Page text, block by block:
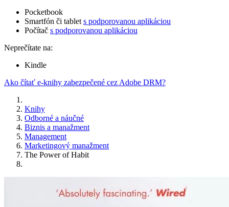
Pocketbook
Smartfón či tablet s podporovanou aplikáciou
Počítač s podporovanou aplikáciou
Neprečítate na:
Kindle
Ako čítať e-knihy zabezpečené cez Adobe DRM?
Knihy
Odborné a náučné
Biznis a manažment
Management
Marketingový manažment
The Power of Habit